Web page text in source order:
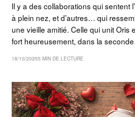
Il y a des collaborations qui sentent
à plein nez, et d’autres… qui
une vieille amitié. Celle qui unit Oris
fort heureusement, dans la
18/10/20255 MIN DE LECTURE